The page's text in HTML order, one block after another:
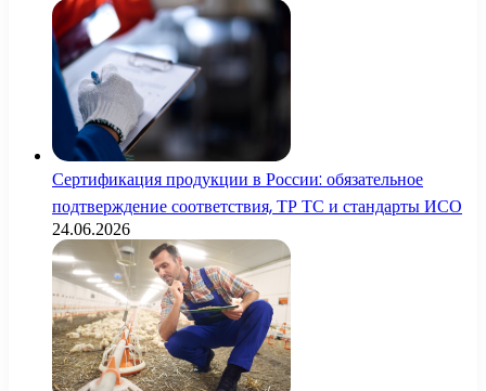
Сертификация продукции в России: обязательное
подтверждение соответствия, ТР ТС и стандарты ИСО
24.06.2026